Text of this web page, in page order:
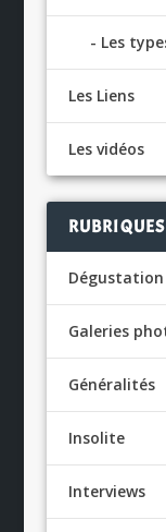
Les
Les Liens
Les vidéos
RUBRIQUES
Dégustation
Galeries
Généralités
Insolite
Interviews